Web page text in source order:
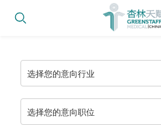
选择您的意向行业
选择您的意向职位